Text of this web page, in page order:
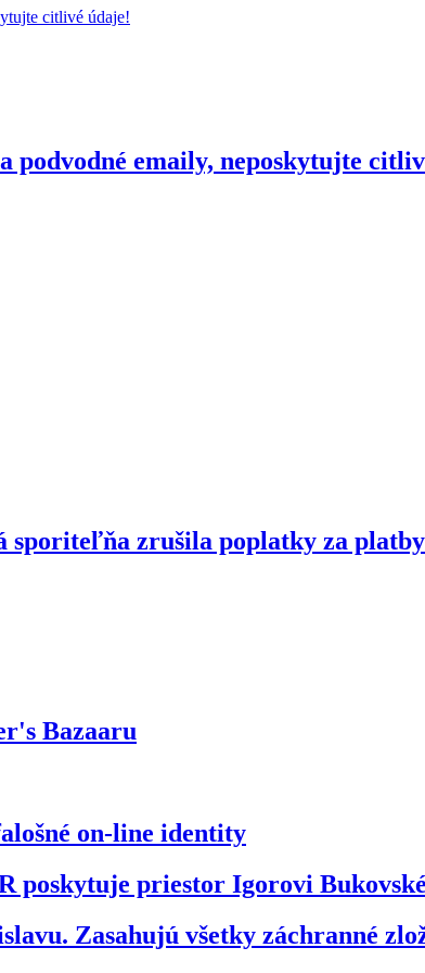
podvodné emaily, neposkytujte
sporiteľňa zrušila poplatky za
Bazaaru
on-line identity
poskytuje priestor Igorovi
Zasahujú všetky záchranné